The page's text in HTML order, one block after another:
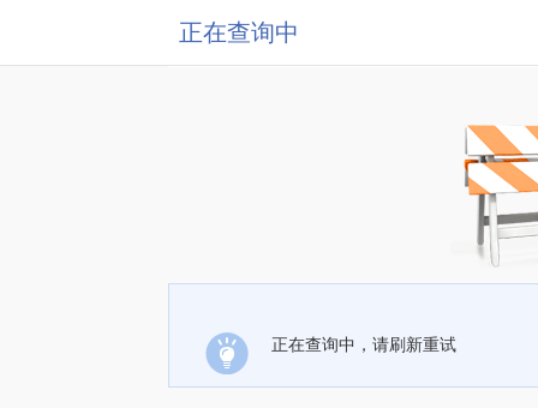
正在查询中
正在查询中，请刷新重试